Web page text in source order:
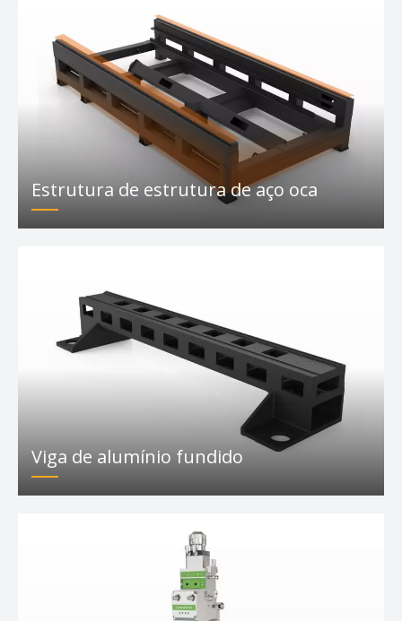
simplifica o transporte.​​​​​​​
Características da máquina de corte
a laser CNC F-BS
Estrutura de estrutura de aço oca